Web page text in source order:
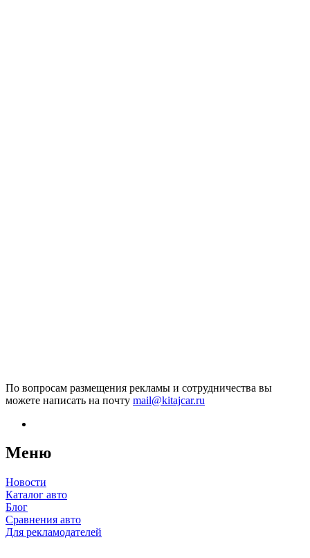
По вопросам размещения рекламы и сотрудничества вы
можете написать на почту mail@kitajcar.ru
Меню
Новости
Каталог авто
Блог
Сравнения авто
Для рекламодателей